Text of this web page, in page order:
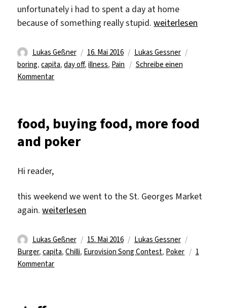
unfortunately i had to spent a day at home
because of something really stupid.„one day off“
weiterlesen
Autor
Lukas Geßner
Veröffentlicht
am
16. Mai 2016 Kategorien
Lukas Gessner
boring,capita,day off,illness, Pain
Schreibe einen
Kommentarzu
food, buying food, more food
and poker
Hi reader,
this weekend we went to the St. Georges Market
again.„food, buying food, more food and poker“
weiterlesen
Autor
Lukas Geßner
Veröffentlicht
am
15. Mai 2016 Kategorien
Lukas Gessner
Burger,capita,Chilli, Eurovision Song Contest, Poker
1
Kommentarzu